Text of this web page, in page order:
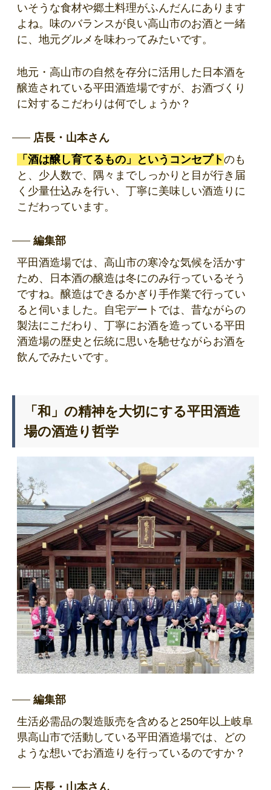
いそうな食材や郷土料理がふんだんにあります
よね。味のバランスが良い高山市のお酒と一緒
に、地元グルメを味わってみたいです。
地元・高山市の自然を存分に活用した日本酒を
醸造されている平田酒造場ですが、お酒づくり
に対するこだわりは何でしょうか？
店長・山本さん
「酒は醸し育てるもの」というコンセプトのも
と、少人数で、隅々までしっかりと目が行き届
く少量仕込みを行い、丁寧に美味しい酒造りに
こだわっています。
編集部
平田酒造場では、高山市の寒冷な気候を活かす
ため、日本酒の醸造は冬にのみ行っているそう
ですね。醸造はできるかぎり手作業で行ってい
ると伺いました。自宅デートでは、昔ながらの
製法にこだわり、丁寧にお酒を造っている平田
酒造場の歴史と伝統に思いを馳せながらお酒を
飲んでみたいです。
「和」の精神を大切にする平田酒造
場の酒造り哲学
編集部
生活必需品の製造販売を含めると250年以上岐阜
県高山市で活動している平田酒造場では、どの
ような想いでお酒造りを行っているのですか？
店長・山本さん